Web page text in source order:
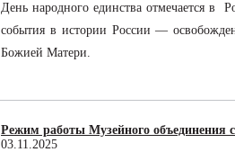
День народного единства отмечается в
события в истории России —
Божией Матери.
Режим работы Музейного объединения
03.11.2025